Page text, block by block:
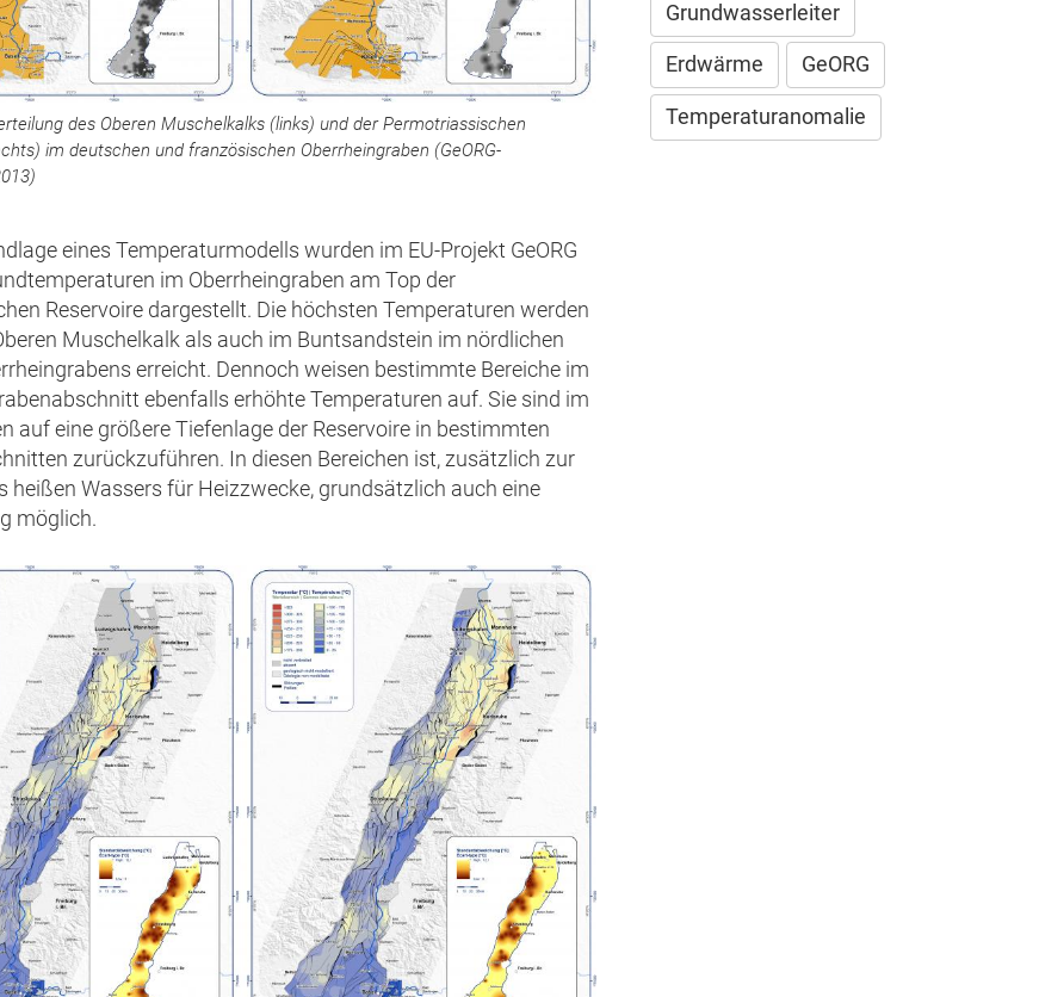
des Oberen Muschelkalks (links) und der Permotriassischen
im deutschen und französischen Oberrheingraben (GeORG-
eines Temperaturmodells wurden im EU-Projekt GeORG
im Oberrheingraben am Top der
Reservoire dargestellt. Die höchsten Temperaturen werden
Muschelkalk als auch im Buntsandstein im nördlichen
erreicht. Dennoch weisen bestimmte Bereiche im
ebenfalls erhöhte Temperaturen auf. Sie sind im
auf eine größere Tiefenlage der Reservoire in bestimmten
zurückzuführen. In diesen Bereichen ist, zusätzlich zur
heißen Wassers für Heizzwecke, grundsätzlich auch eine
möglich.
Grundwasserleiter
Erdwärme GeORG
Temperaturanomalie